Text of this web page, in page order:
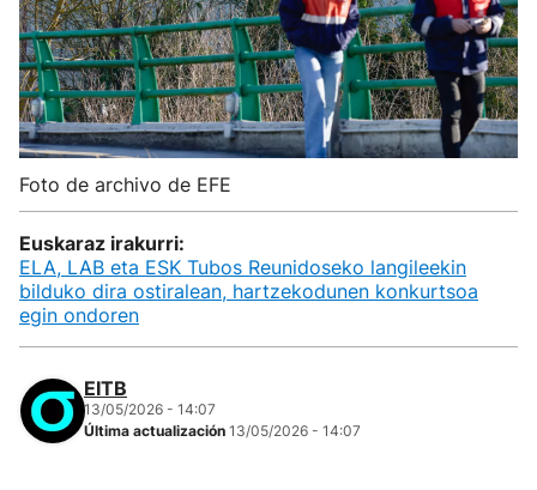
Foto de archivo de EFE
Euskaraz irakurri:
ELA, LAB eta ESK Tubos Reunidoseko langileekin
bilduko dira ostiralean, hartzekodunen konkurtsoa
egin ondoren
EITB
13/05/2026 - 14:07
Última actualización 13/05/2026 - 14:07